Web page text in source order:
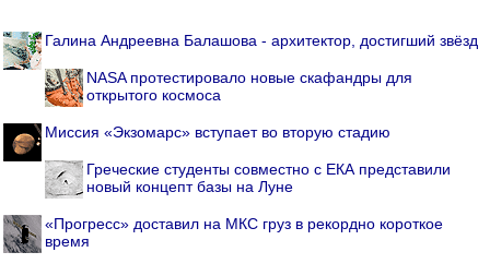
Галина Андреевна Балашова - архитектор, достигший звёзд
NASA протестировало новые скафандры для
открытого космоса
Миссия «Экзомарс» вступает во вторую стадию
Греческие студенты совместно с ЕКА представили
новый концепт базы на Луне
«Прогресс» доставил на МКС груз в рекордно короткое
время